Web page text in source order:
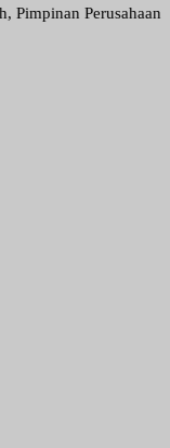
Perusahaan :